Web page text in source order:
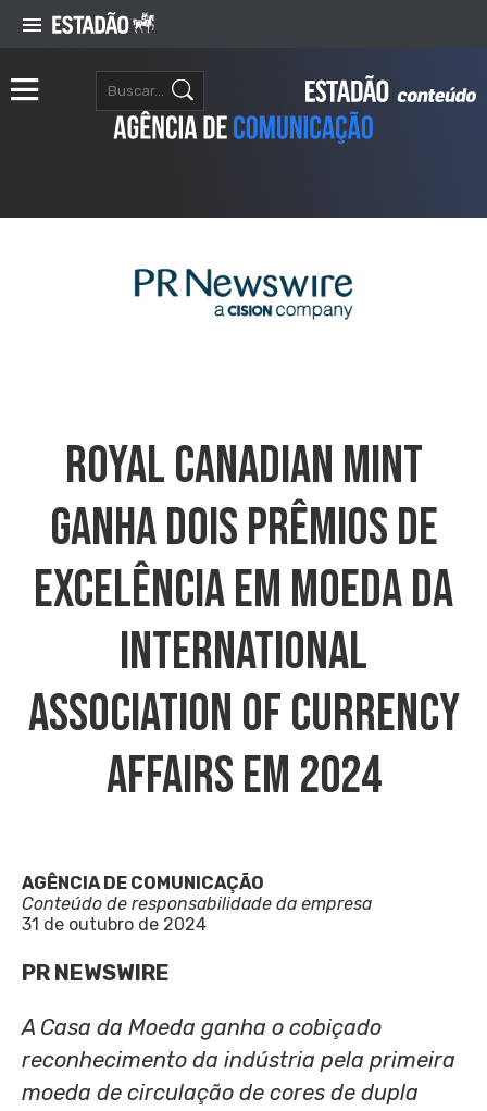
ROYAL CANADIAN MINT
GANHA DOIS PRÊMIOS DE
EXCELÊNCIA EM MOEDA DA
INTERNATIONAL
ASSOCIATION OF CURRENCY
AFFAIRS EM 2024
AGÊNCIA DE COMUNICAÇÃO
Conteúdo de responsabilidade da empresa
31 de outubro de 2024
PR NEWSWIRE
A Casa da Moeda ganha o cobiçado
reconhecimento da indústria pela primeira
moeda de circulação de cores de dupla